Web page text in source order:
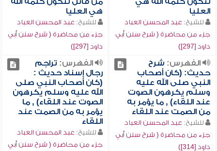
العليا
للشيخ: عبد المحسن العباد
جزء من محاضرة ( شرح سنن أبي
داود [297])
هي العليا
للشيخ: عبد المحسن العباد
جزء من محاضرة ( شرح سنن أبي
داود [297])
الفهرس: شرح
حديث: (كان أصحاب
النبي صلى الله عليه
وسلم يكرهون الصوت
عند اللقاء) , ما يؤمر به
من الصمت عند اللقاء
للشيخ: عبد المحسن العباد
جزء من محاضرة ( شرح سنن أبي
داود [314])
الفهرس: تراجم
رجال إسناد حديث :
(كان أصحاب النبي صلى
الله عليه وسلم يكرهون
الصوت عند اللقاء) , ما
يؤمر به من الصمت عند
اللقاء
للشيخ: عبد المحسن العباد
جزء من محاضرة ( شرح سنن أبي